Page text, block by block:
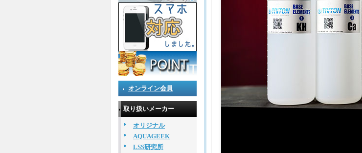
オンライン会員
取り扱いメーカー
オリジナル
AQUAGEEK
LSS研究所